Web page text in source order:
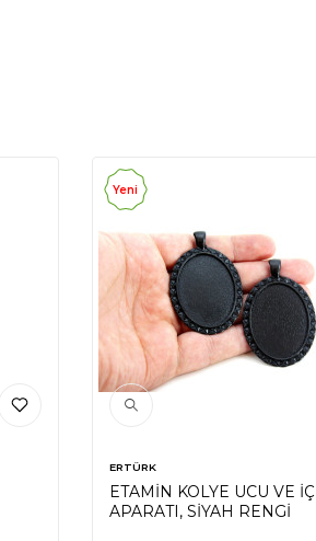
Yeni
ERTÜRK
ETAMİN KOLYE UCU VE İÇ
APARATI, SİYAH RENGİ